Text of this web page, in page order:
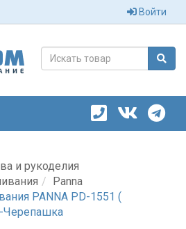
Войти
и рукоделия
Panna
PANNA PD-1551 (